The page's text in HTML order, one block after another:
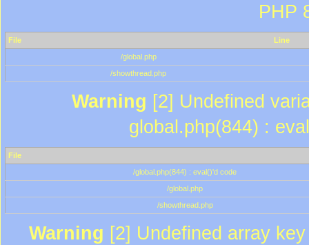
PHP
File
Line
/global.php
/showthread.php
Warning [2] Undefined
global.php(844) :
File
/global.php(844) : eval()'d code
/global.php
/showthread.php
Warning [2] Undefined array